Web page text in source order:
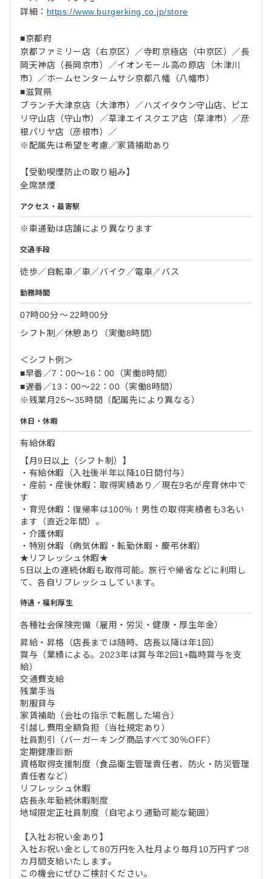
詳細： https://www.burgerking.co.jp/store
■京都府
京都ファミリー店（右京区）／寺町京極店（中京区）／長
岡天神店（長岡京市）／イオンモール高の原店（木津川
市）／ホームセンタームサシ京都八幡（八幡市）
■滋賀県
ブランチ大津京店（大津市）／ハズイタウン守山店、ピエ
リ守山店（守山市）／草津エイスクエア店（草津市）／彦
根パリヤ店（彦根市）／
※配属先は希望を考慮／家賃補助あり
【受動喫煙防止の取り組み】
全席禁煙
アクセス・最寄駅
※車通勤は店舗により異なります
交通手段
徒歩／自転車／車／バイク／電車／バス
勤務時間
07時00分〜 22時00分
シフト制／休憩あり（実働8時間）
＜シフト例＞
■早番／7：00～16：00（実働8時間）
■遅番／13：00～22：00（実働8時間）
※残業月25～35時間（配属先により異なる）
休日・休暇
有給休暇
【月9日以上（シフト制）】
・有給休暇（入社後半年以降10日間付与）
・産前・産後休暇：取得実績あり／現在9名が産育休中で
す
・育児休暇：復帰率は100％！男性の取得実績者も3名い
ます（直近2年間）。
・介護休暇
・特別休暇（病気休暇・転勤休暇・慶弔休暇）
★リフレッシュ休暇★
5日以上の連続休暇も取得可能。旅行や帰省などに利用し
て、各自リフレッシュしています。
待遇・福利厚生
各種社会保険完備（雇用・労災・健康・厚生年金）
昇給・昇格（店長までは随時、店長以降は年1回）
賞与（業績による。2023年は賞与年2回1+臨時賞与を支
給）
交通費支給
残業手当
制服貸与
家賃補助（会社の指示で転居した場合）
引越し費用全額負担（当社規定あり）
社員割引（バーガーキング商品すべて30％OFF）
定期健康診断
資格取得支援制度（食品衛生管理責任者、防火・防災管理
責任者など）
リフレッシュ休暇
店長永年勤続休暇制度
地域限定正社員制度（自宅より通勤可能な範囲）
【入社お祝い金あり】
入社お祝い金として80万円を入社月より毎月10万円ずつ8
カ月間支給いたします。
この機会にぜひご検討ください。